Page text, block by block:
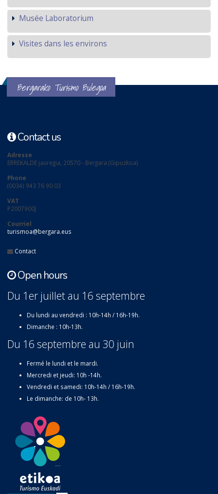
Musée Laboratorium
Visites dans les environs
Bergarako Turismo Bulegoa
Contact us
Adresse
ERREKALDE jauregia, 20570 - Bergara (Gipuzkoa)
Phone
(0034) 943 76 90 03
VAT
P2007900J
Courriel
turismoa@bergara.eus
Contact
Open hours
Du 1er juillet au 16 septembre
Du lundi au vendredi : 10h-14h / 16h-19h.
Dimanche : 10h-13h.
Du 16 septembre au 30 juin
Fermé le lundi et le mardi.
Mercredi et jeudi: 10h -14h.
Vendredi et samedi: 10h-14h / 16h-19h.
Le dimanche: de 10h- 13h.